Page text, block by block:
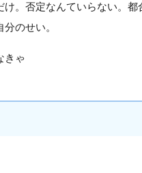
け。否定なんていらない。
のせい。
きゃ